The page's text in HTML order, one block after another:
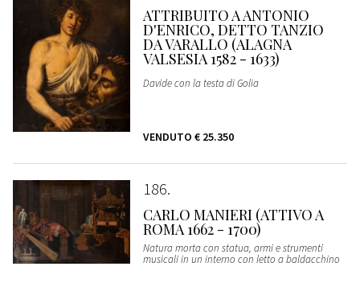
ATTRIBUITO A ANTONIO
D'ENRICO, DETTO TANZIO
DA VARALLO (ALAGNA
VALSESIA 1582 - 1633)
Davide con la testa di Golia
VENDUTO € 25.350
186
CARLO MANIERI (ATTIVO A
ROMA 1662 - 1700)
Natura morta con statua, armi e strumenti
musicali in un interno con letto a baldacchino